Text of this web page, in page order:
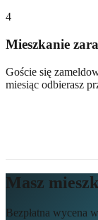
4
Mieszkanie
Goście się
miesiąc odbierasz
Masz
Bezpłatna wycena